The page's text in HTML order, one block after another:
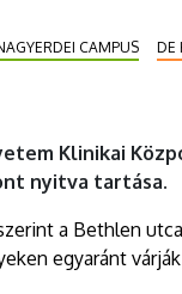
CAMPUS DE
Klinikai
nyitva tartása.
a Bethlen
egyaránt